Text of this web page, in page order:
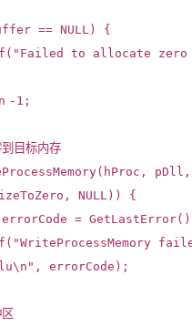
== NULL) {
( "Failed to allocate zero
-1;
目标内存
pDll,
NULL)) {
errorCode =
( "WriteProcessMemory
, errorCode);